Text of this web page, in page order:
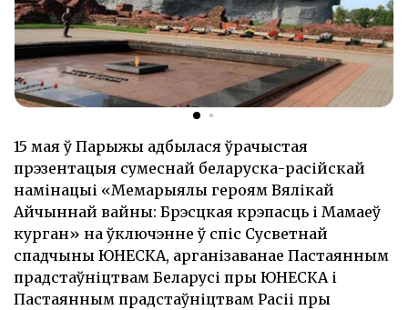
15 мая ў Парыжы адбылася ўрачыстая
прэзентацыя сумеснай беларуска-расійскай
намінацыі «Мемарыялы героям Вялікай
Айчыннай вайны: Брэсцкая крэпасць і Мамаеў
курган» на ўключэнне ў спіс Сусветнай
спадчыны ЮНЕСКА, арганізаванае Пастаянным
прадстаўніцтвам Беларусі пры ЮНЕСКА і
Пастаянным прадстаўніцтвам Расіі пры